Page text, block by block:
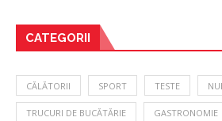
CATEGORII
CĂLĂTORII SPORT TESTE
TRUCURI DE BUCĂTĂRIE GASTRONOMIE